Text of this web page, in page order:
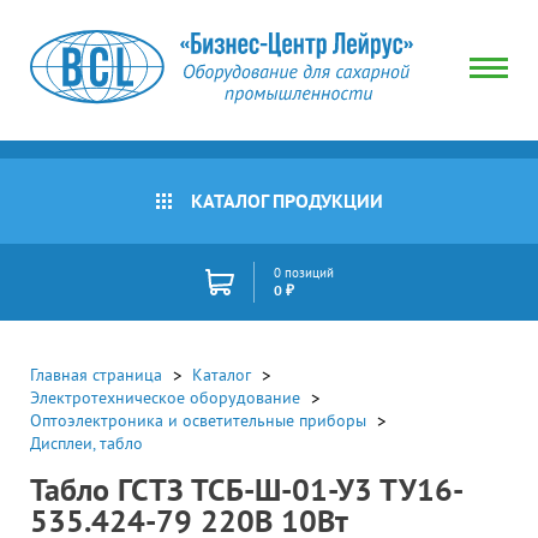
КАТАЛОГ ПРОДУКЦИИ
0 позиций
0 ₽
Главная страница
Каталог
Электротехническое оборудование
Оптоэлектроника и осветительные приборы
Дисплеи, табло
Табло ГСТЗ ТСБ-Ш-01-У3 ТУ16-
535.424-79 220В 10Вт